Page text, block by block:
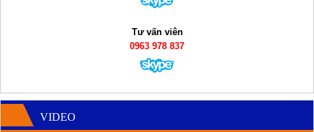
Tư vấn viên
0963 978 837
VIDEO